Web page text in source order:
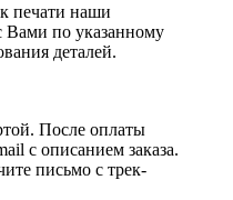
печати наши
Вами по указанному
деталей.
После оплаты
с описанием заказа.
письмо с трек-